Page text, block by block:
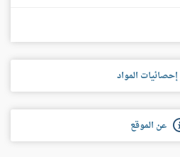
إحصائيات المواد
عن الموقع